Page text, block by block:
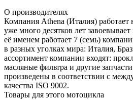
О производителях
Компания Athena (Италия) работает
уже много десятков лет
её именем работает 7 (семь)
в разных уголках мира: Италия,
ассортимент компании входят:
масляные фильтра и другие
произведены в соответствии с
качества ISO 9002.
Товары для этого мотоцикла